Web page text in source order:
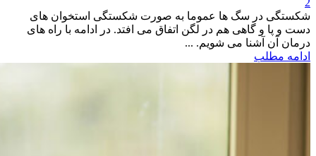
2
شکستگی در سگ ها عموما به صورت شکستگی استخوان های
دست و پا و گاهی هم در لگن اتفاق می افتد. در ادامه با راه های
درمان آن آشنا می شویم. ...
ادامه مطلب